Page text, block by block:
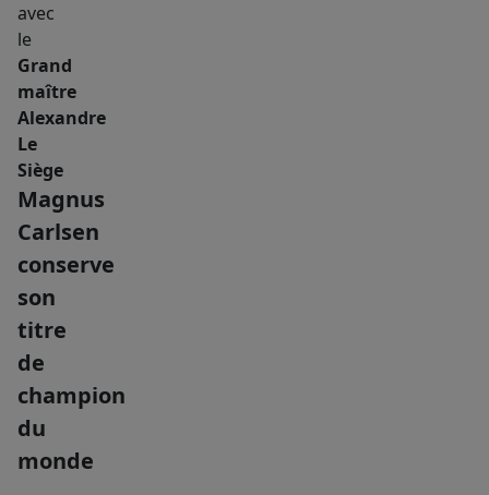
avec
le
Grand
maître
Alexandre
Le
Siège
Magnus
Carlsen
conserve
son
titre
de
champion
du
monde